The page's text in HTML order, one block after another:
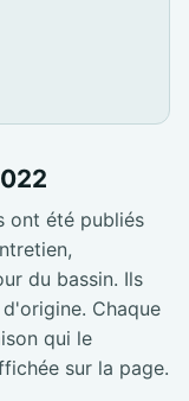
ont été publiés
du bassin. Ils
Chaque
qui le
sur la page.